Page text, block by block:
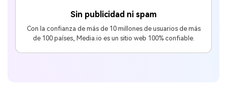
Sin publicidad ni spam
Con la confianza de más de 10 millones de usuarios de más
de 100 países, Media.io es un sitio web 100% confiable.